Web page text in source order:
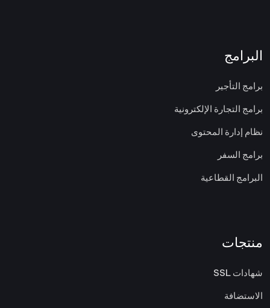
البرامج
برامج التأجير
برامج التجارة الإلكترونية
نظام إدارة المحتوى
برامج السفر
البرامج القطاعية
منتجات
شهادات SSL
الاستضافة